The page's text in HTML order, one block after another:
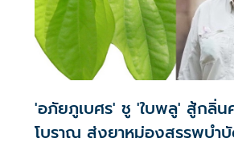
'อภัยภูเบศร' ชู 'ใบพลู' สู้กลิ่
โบราณ ส่งยาหม่องสรรพบำบั